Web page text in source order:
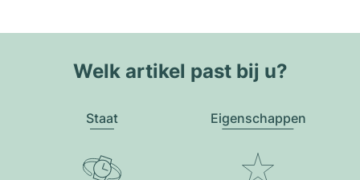
Welk artikel past bij u?
Staat Eigenschappen